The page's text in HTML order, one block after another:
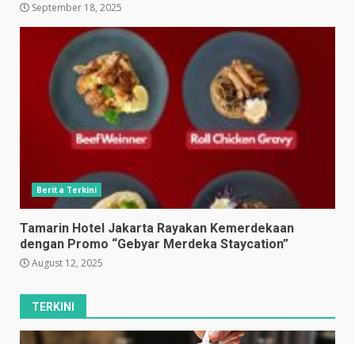
September 18, 2025
Berita Terkini
Tamarin Hotel Jakarta Rayakan Kemerdekaan
dengan Promo “Gebyar Merdeka Staycation”
August 12, 2025
TERKINI